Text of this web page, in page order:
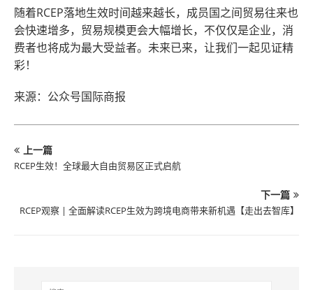
随着RCEP落地生效时间越来越长，成员国之间贸易往来也
会快速增多，贸易规模更会大幅增长，不仅仅是企业，消
费者也将成为最大受益者。未来已来，让我们一起见证精
彩！
来源：公众号国际商报
上一篇
RCEP生效！全球最大自由贸易区正式启航
下一篇
RCEP观察 | 全面解读RCEP生效为跨境电商带来新机遇【走出去智库】